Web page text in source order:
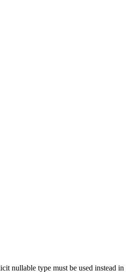
nullable type must be used instead in